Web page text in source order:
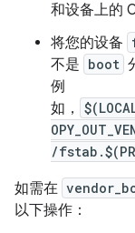
和设备上的
将您的设备
不是 boot
例
如，
/
如需在
以下操作：